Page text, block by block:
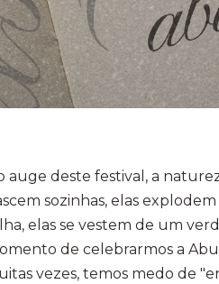
auge deste festival, a
sozinhas, elas
elas se vestem de um
de celebrarmos a
vezes, temos medo de